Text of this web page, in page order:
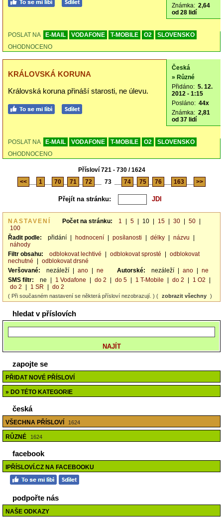
Známka: 2,64
od 28 lidí
POSLAT NA E-MAIL VODAFONE T-MOBILE O2
SLOVENSKO
OHODNOCENO
KRÁLOVSKÁ KORUNA
Královská koruna přináší starosti, ne úlevu.
Česká
» Různé
Přidáno: 5. 12.
2012 - 1:15
Posláno: 44x
Známka: 2,81
od 37 lidí
POSLAT NA E-MAIL VODAFONE T-MOBILE O2
SLOVENSKO
OHODNOCENO
Přísloví 721 - 730 / 1624
<<
1 70 71 72 73 74 75 76 163 >>
Přejít na stránku:
NASTAVENÍ Počet na stránku: 1 5 10 15 30 50
100
Řadit podle:
přidání hodnocení posílanosti délky názvu
náhody
Filtr obsahu:
odblokovat lechtivé odblokovat sprosté
odblokovat
nechutné
odblokovat drsné
Veršované:
nezáleží ano ne Autorské: nezáleží ano
ne
SMS filtr:
ne 1 Vodafone do 2 do 5 1 T-Mobile do 2 1 O2
do 2
1 SR do 2
( Při současném nastavení se některá přísloví nezobrazují. ) ( zobrazit všechny )
hledat v příslovích
zapojte se
PŘIDAT NOVÉ PŘÍSLOVÍ
» DO TÉTO KATEGORIE
česká
VŠECHNA PŘÍSLOVÍ 1624
RŮZNÉ 1624
facebook
IPŘÍSLOVÍ.CZ NA FACEBOOKU
podpořte nás
NAŠE ODKAZY